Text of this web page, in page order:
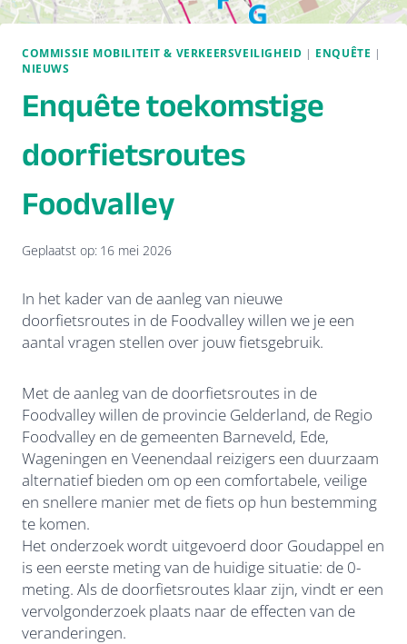
COMMISSIE MOBILITEIT & VERKEERSVEILIGHEID | ENQUÊTE |
NIEUWS
Enquête toekomstige
doorfietsroutes
Foodvalley
Geplaatst op: 16 mei 2026
In het kader van de aanleg van nieuwe
doorfietsroutes in de Foodvalley willen we je een
aantal vragen stellen over jouw fietsgebruik.
Met de aanleg van de doorfietsroutes in de
Foodvalley willen de provincie Gelderland, de Regio
Foodvalley en de gemeenten Barneveld, Ede,
Wageningen en Veenendaal reizigers een duurzaam
alternatief bieden om op een comfortabele, veilige
en snellere manier met de fiets op hun bestemming
te komen.
Het onderzoek wordt uitgevoerd door Goudappel en
is een eerste meting van de huidige situatie: de 0-
meting. Als de doorfietsroutes klaar zijn, vindt er een
vervolgonderzoek plaats naar de effecten van de
veranderingen.